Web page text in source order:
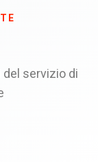
servizio di